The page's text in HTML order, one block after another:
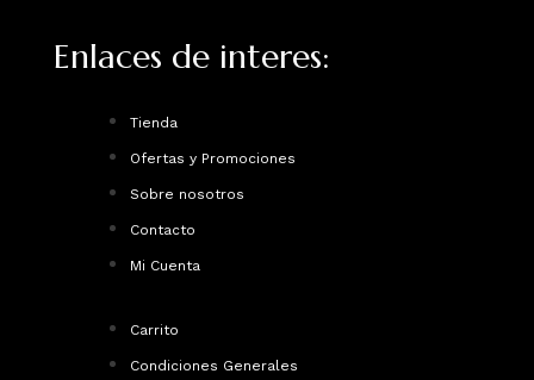
Enlaces de interes:
Tienda
Ofertas y Promociones
Sobre nosotros
Contacto
Mi Cuenta
Carrito
Condiciones Generales